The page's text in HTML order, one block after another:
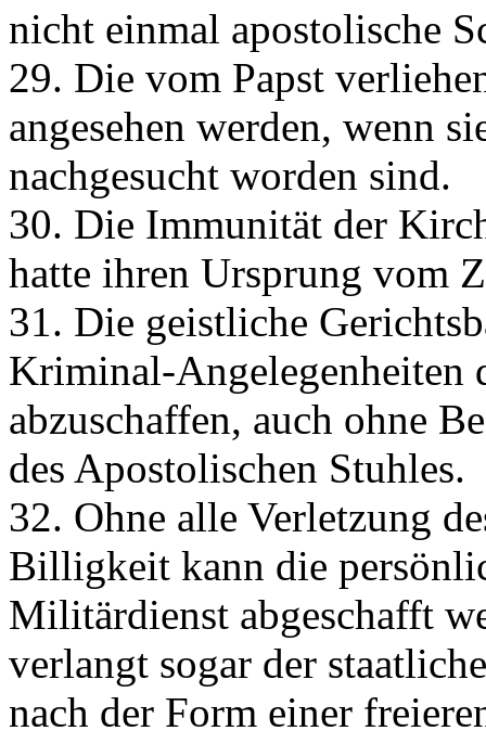
nicht einmal apostolische
29. Die vom Papst
angesehen werden, wenn
nachgesucht worden sind.
30. Die Immunität der
hatte ihren Ursprung vom
31. Die geistliche
Kriminal-Angelegenheiten
abzuschaffen, auch ohne
des Apostolischen Stuhles.
32. Ohne alle Verletzung
Billigkeit kann die
Militärdienst abgeschafft
verlangt sogar der
nach der Form einer